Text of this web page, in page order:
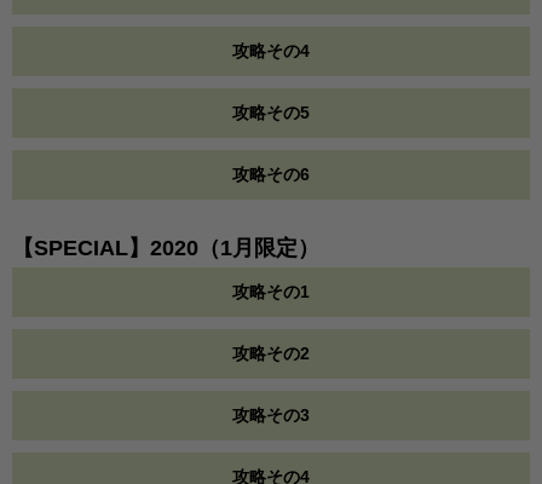
攻略その4
攻略その5
攻略その6
【SPECIAL】2020（1月限定）
攻略その1
攻略その2
攻略その3
攻略その4